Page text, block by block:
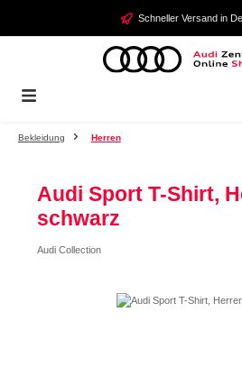
Zum Hauptinhalt springen Schneller Versand in
Bekleidung Herren
Audi Sport T-Shirt,
schwarz
Audi Collection
Bildergalerie überspringen